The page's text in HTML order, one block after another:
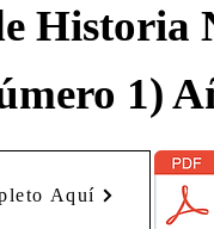
Historia
1)
Aquí